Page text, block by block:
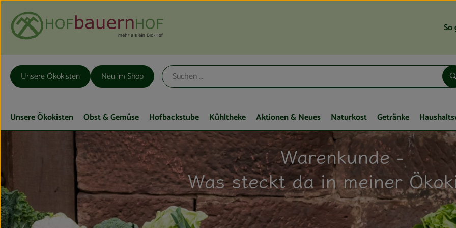
So
Unsere Ökokisten Neu im Shop
Unsere Ökokisten Obst & Gemüse Hofbackstube Kühltheke Aktionen & Neues Naturkost Getränke
Warenkunde -
Was steckt da in meiner